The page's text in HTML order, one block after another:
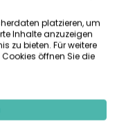
nach einer
werden,
leckere
herrlichen Blick
platzieren, um
Inhalte anzuzeigen
zu bieten. Für weitere
öffnen Sie die